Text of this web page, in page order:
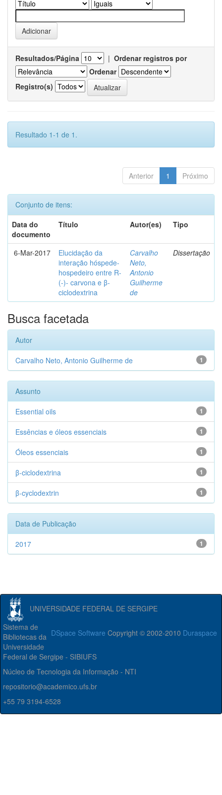
Resultados/Página | Ordenar registros por
Ordenar
Registro(s)
Resultado 1-1 de 1.
Anterior 1 Próximo
Conjunto de itens:
Data do
documento
Título Autor(es) Tipo
6-Mar-2017
Elucidação da
interação hóspede-
hospedeiro entre R-
(-)- carvona e β-
ciclodextrina
Carvalho
Neto,
Antonio
Guilherme
de
Dissertação
Busca facetada
Autor
1
Carvalho Neto, Antonio Guilherme de
Assunto
1
Essential oils
1
Essências e óleos essenciais
1
Óleos essenciais
1
β-ciclodextrina
1
β-cyclodextrin
Data de Publicação
1
2017
UNIVERSIDADE FEDERAL DE SERGIPE
DSpace Software Copyright © 2002-2010 Duraspace
Sistema de
Bibliotecas da
Universidade
Federal de Sergipe - SIBIUFS
Núcleo de Tecnologia da Informação - NTI
repositorio@academico.ufs.br
+55 79 3194-6528